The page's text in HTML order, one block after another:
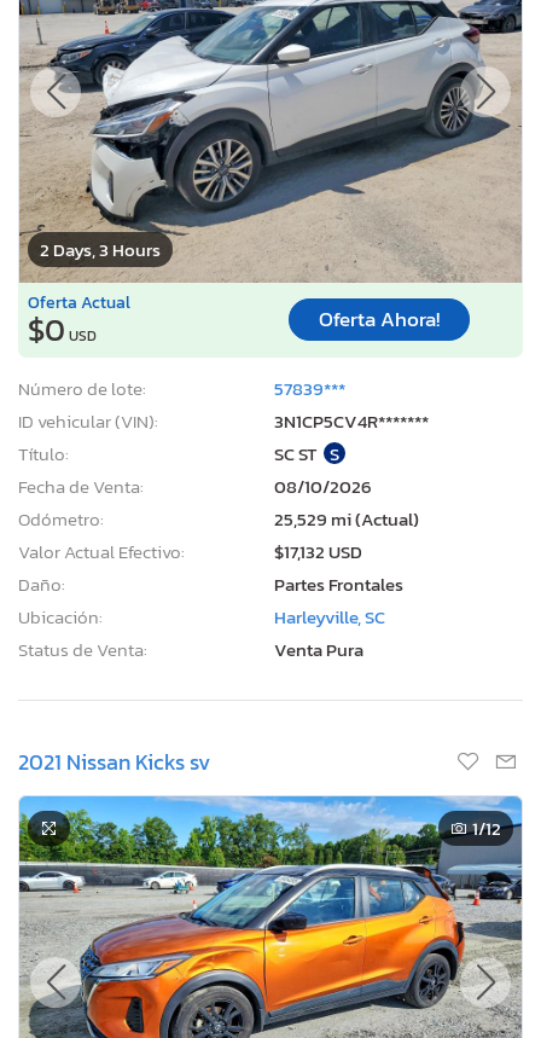
2 Days, 3 Hours
Oferta Actual
$0 USD
Oferta Ahora!
Número de lote:
57839***
ID vehicular (VIN):
3N1CP5CV4R*******
Título:
SC ST S
Fecha de Venta:
08/10/2026
Odómetro:
25,529 mi (Actual)
Valor Actual Efectivo:
$17,132 USD
Daño:
Partes Frontales
Ubicación:
Harleyville, SC
Status de Venta:
Venta Pura
2021 Nissan Kicks sv
1/12